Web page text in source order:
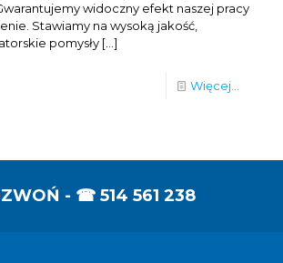
widoczny efekt naszej pracy
Stawiamy na wysoką jakość,
pomysły […]
Więcej...
- ☎ 514 561 238